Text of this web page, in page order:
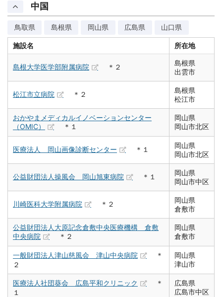
中国
鳥取県 島根県 岡山県 広島県 山口県
施設名 所在地
島根大学医学部附属病院 ＊２
島根県
出雲市
松江市立病院 ＊２
島根県
松江市
おかやまメディカルイノベーションセンター
（OMIC）
＊１
岡山県
岡山市北区
医療法人 岡山画像診断センター ＊１
岡山県
岡山市北区
公益財団法人操風会 岡山旭東病院 ＊１
岡山県
岡山市中区
川崎医科大学附属病院 ＊２
岡山県
倉敷市
公益財団法人大原記念倉敷中央医療機構 倉敷
中央病院
＊２
岡山県
倉敷市
一般財団法人津山慈風会 津山中央病院
＊
２
岡山県
津山市
医療法人社団葵会 広島平和クリニック
＊
１
広島県
広島市中区